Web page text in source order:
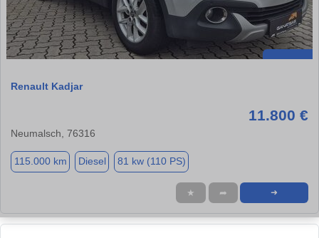
Renault Kadjar
11.800 €
Neumalsch, 76316
115.000 km Diesel 81 kw (110 PS)
★ ➦ ➜